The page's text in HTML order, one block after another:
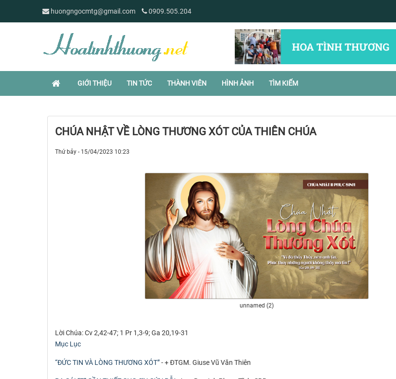
huongngocmtg@gmail.com 0909.505.204
GIỚI THIỆU TIN TỨC THÀNH VIÊN HÌNH ẢNH TÌM KIẾM
CHÚA NHẬT VỀ LÒNG THƯƠNG XÓT CỦA THIÊN CHÚA
Thứ bảy - 15/04/2023 10:23
unnamed (2)
Lời Chúa: Cv 2,42-47; 1 Pr 1,3-9; Ga 20,19-31
Mục Lục
“ĐỨC TIN VÀ LÒNG THƯƠNG XÓT”- + ĐTGM. Giuse Vũ Văn Thiên